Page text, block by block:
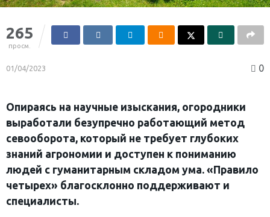
265
просм.
01/04/2023 0
Опираясь на научные изыскания, огородники
выработали безупречно работающий метод
севооборота, который не требует глубоких
знаний агрономии и доступен к пониманию
людей с гуманитарным складом ума. «Правило
четырех» благосклонно поддерживают и
специалисты.